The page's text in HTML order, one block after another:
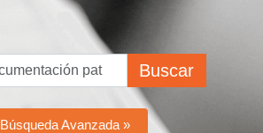
Buscar
Búsqueda Avanzada »